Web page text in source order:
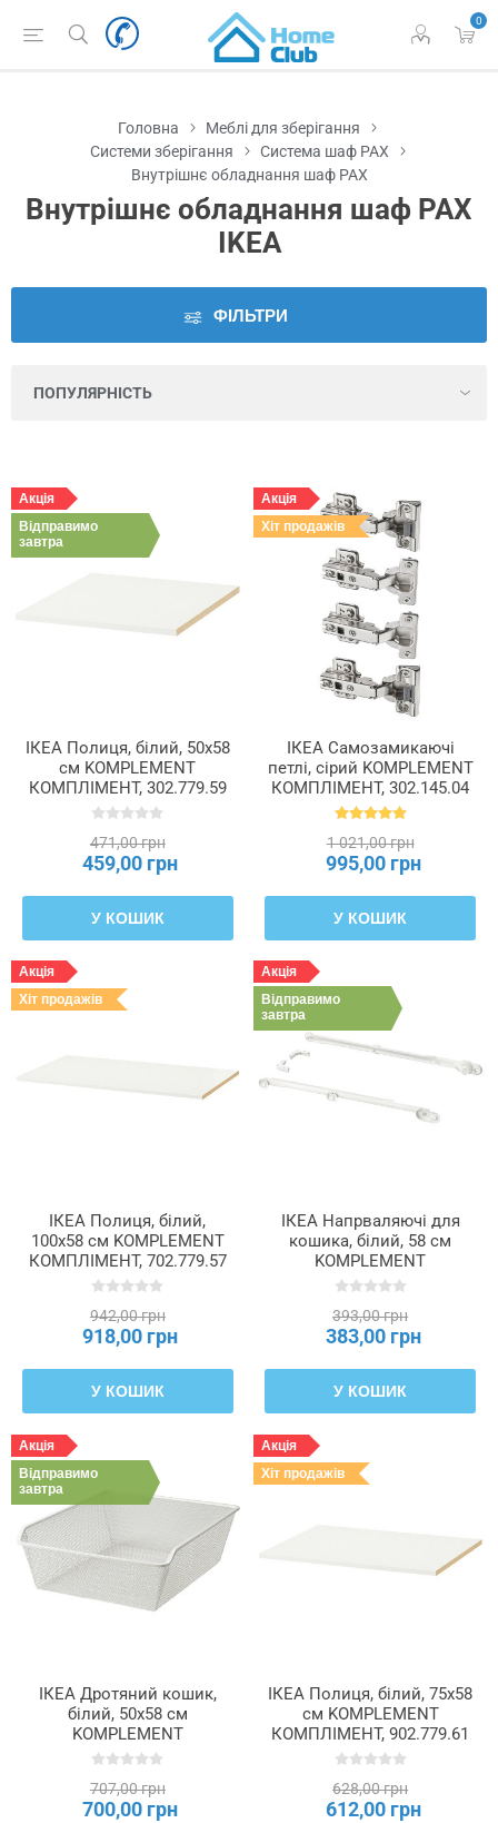
0
Наявність
Ціна
Серія
Висота
(внутрішня)
Корпус,
глибина
Корпус,
ширина
Макс.
рама
Мінімальна
ширина,
рама
Навантаження
на
полицю
Товщина
Ширина
Ширина
шухляди
(внутрішня)
Головна
Меблі для зберігання
Системи зберігання
Система шаф PAX
Внутрішнє обладнання шаф PAX
Внутрішнє обладнання шаф PAX
IKEA
ФІЛЬТРИ
Акція
Відправимо
завтра
ІКЕА Полиця, білий, 50x58
см KOMPLEMENT
КОМПЛІМЕНТ, 302.779.59
471,00 грн
459,00 грн
У КОШИК
Акція
Хіт продажів
ІКЕА Самозамикаючі
петлі, сірий KOMPLEMENT
КОМПЛІМЕНТ, 302.145.04
1 021,00 грн
995,00 грн
У КОШИК
Акція
Хіт продажів
ІКЕА Полиця, білий,
100x58 см KOMPLEMENT
КОМПЛІМЕНТ, 702.779.57
942,00 грн
918,00 грн
У КОШИК
Акція
Відправимо
завтра
ІКЕА Напрваляючі для
кошика, білий, 58 см
KOMPLEMENT
КОМПЛІМЕНТ, 302.632.45
393,00 грн
383,00 грн
У КОШИК
Акція
Відправимо
завтра
ІКЕА Дротяний кошик,
білий, 50x58 см
KOMPLEMENT
КОМПЛІМЕНТ, 102.573.06
707,00 грн
700,00 грн
Акція
Хіт продажів
ІКЕА Полиця, білий, 75x58
см KOMPLEMENT
КОМПЛІМЕНТ, 902.779.61
628,00 грн
612,00 грн